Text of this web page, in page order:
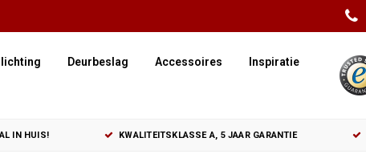
Deurbeslag Accessoires Inspiratie
IN HUIS! KWALITEITSKLASSE A, 5 JAAR GARANTIE